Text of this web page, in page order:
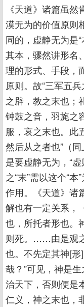
《天道》诸篇虽
漠无为的价值原则
同的，虚静无为是
其本，骤然讲形名
理的形式、手段，
原则。故“三军五
之辟，教之末也；
钟鼓之音，羽旄之
服，哀之末也。此
然后从之者也”（
是要虚静无为，“
之“末”需以这个“
作用。《天道》诸
解也有一定关系，
也，所托者形也。
则死。……由是观
也。不先定其神[形
哉？”可见，神是
治天下，否则便是
仁义，神之末也，